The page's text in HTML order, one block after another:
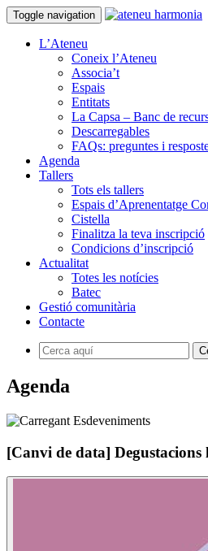
Toggle navigation
L’Ateneu
Coneix l’Ateneu
Associa’t
Espais
Entitats
La Capsa – Banc de
Descarregables
FAQs: preguntes i
Agenda
Tallers
Tots els tallers
Espais d’Aprenentatge
Cistella
Finalitza la teva inscripció
Condicions d’inscripció
Actualitat
Totes les notícies
Batec
Gestió comunitària
Contacte
Agenda
[Canvi de data]